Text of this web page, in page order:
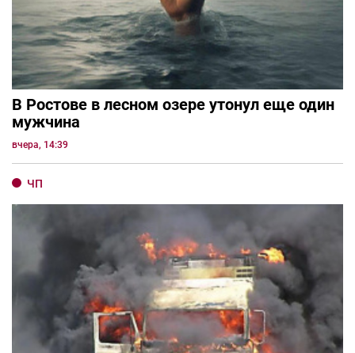
В Ростове в лесном озере утонул еще один
мужчина
вчера, 14:39
ЧП